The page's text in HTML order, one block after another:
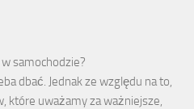
samochodzie?
dbać. Jednak ze względu na to,
które uważamy za ważniejsze,